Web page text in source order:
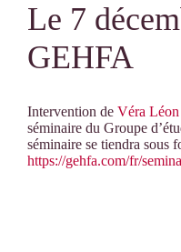
Le 7
GEHFA
Intervention de Véra Léon
séminaire du Groupe
séminaire se tiendra sous
https://gehfa.com/fr/